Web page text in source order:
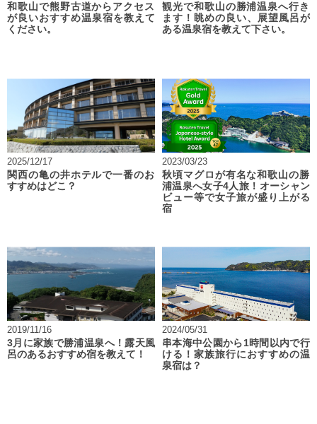
和歌山で熊野古道からアクセス
が良いおすすめ温泉宿を教えて
ください。
観光で和歌山の勝浦温泉へ行き
ます！眺めの良い、展望風呂が
ある温泉宿を教えて下さい。
2025/12/17
関西の亀の井ホテルで一番のお
すすめはどこ？
2023/03/23
秋頃マグロが有名な和歌山の勝
浦温泉へ女子4人旅！オーシャン
ビュー等で女子旅が盛り上がる
宿
2019/11/16
3月に家族で勝浦温泉へ！露天風
呂のあるおすすめ宿を教えて！
2024/05/31
串本海中公園から1時間以内で行
ける！家族旅行におすすめの温
泉宿は？